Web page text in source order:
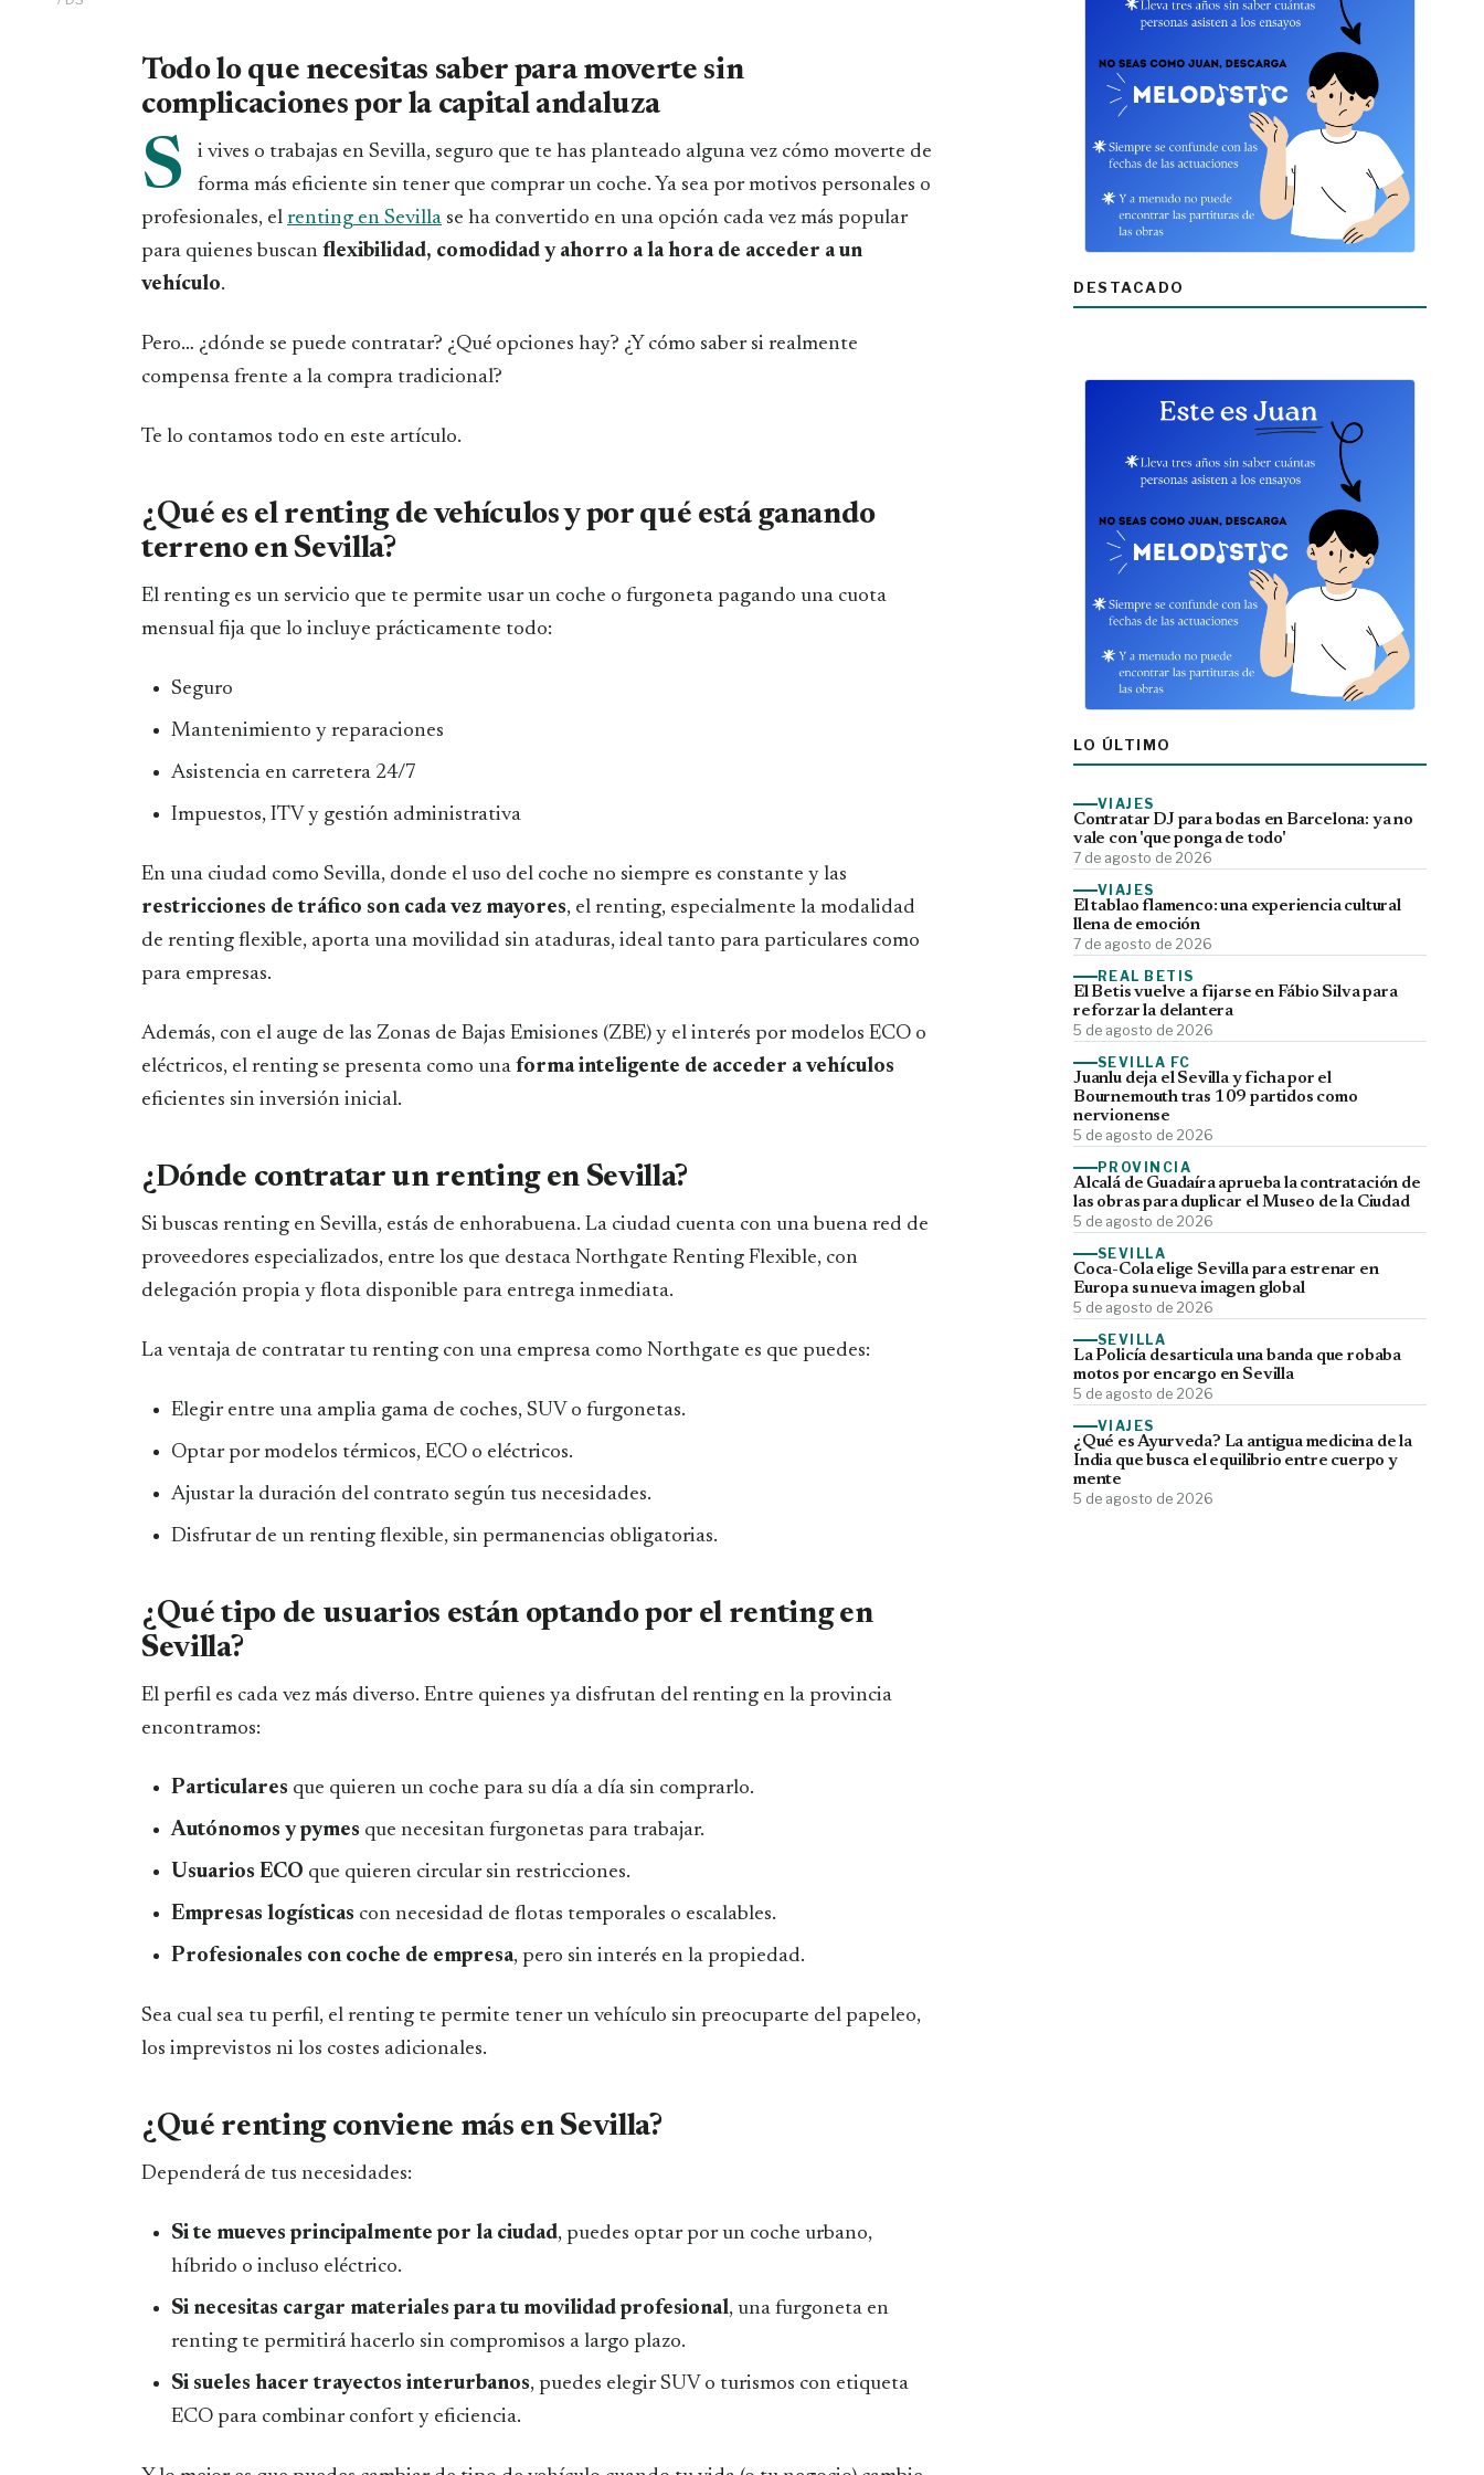
Todo lo que necesitas saber para moverte sin
complicaciones por la capital andaluza
S
i vives o trabajas en Sevilla, seguro que te has planteado alguna vez cómo moverte de
forma más eficiente sin tener que comprar un coche. Ya sea por motivos personales o
profesionales, el renting en Sevilla se ha convertido en una opción cada vez más popular
para quienes buscan flexibilidad, comodidad y ahorro a la hora de acceder a un
vehículo.
Pero… ¿dónde se puede contratar? ¿Qué opciones hay? ¿Y cómo saber si realmente
compensa frente a la compra tradicional?
Te lo contamos todo en este artículo.
¿Qué es el renting de vehículos y por qué está ganando
terreno en Sevilla?
El renting es un servicio que te permite usar un coche o furgoneta pagando una cuota
mensual fija que lo incluye prácticamente todo:
Seguro
Mantenimiento y reparaciones
Asistencia en carretera 24/7
Impuestos, ITV y gestión administrativa
En una ciudad como Sevilla, donde el uso del coche no siempre es constante y las
restricciones de tráfico son cada vez mayores, el renting, especialmente la modalidad
de renting flexible, aporta una movilidad sin ataduras, ideal tanto para particulares como
para empresas.
Además, con el auge de las Zonas de Bajas Emisiones (ZBE) y el interés por modelos ECO o
eléctricos, el renting se presenta como una forma inteligente de acceder a vehículos
eficientes sin inversión inicial.
¿Dónde contratar un renting en Sevilla?
Si buscas renting en Sevilla, estás de enhorabuena. La ciudad cuenta con una buena red de
proveedores especializados, entre los que destaca Northgate Renting Flexible, con
delegación propia y flota disponible para entrega inmediata.
La ventaja de contratar tu renting con una empresa como Northgate es que puedes:
Elegir entre una amplia gama de coches, SUV o furgonetas.
Optar por modelos térmicos, ECO o eléctricos.
Ajustar la duración del contrato según tus necesidades.
Disfrutar de un renting flexible, sin permanencias obligatorias.
¿Qué tipo de usuarios están optando por el renting en
Sevilla?
El perfil es cada vez más diverso. Entre quienes ya disfrutan del renting en la provincia
encontramos:
Particulares que quieren un coche para su día a día sin comprarlo.
Autónomos y pymes que necesitan furgonetas para trabajar.
Usuarios ECO que quieren circular sin restricciones.
Empresas logísticas con necesidad de flotas temporales o escalables.
Profesionales con coche de empresa, pero sin interés en la propiedad.
Sea cual sea tu perfil, el renting te permite tener un vehículo sin preocuparte del papeleo,
los imprevistos ni los costes adicionales.
¿Qué renting conviene más en Sevilla?
Dependerá de tus necesidades:
Si te mueves principalmente por la ciudad, puedes optar por un coche urbano,
híbrido o incluso eléctrico.
Si necesitas cargar materiales para tu movilidad profesional, una furgoneta en
renting te permitirá hacerlo sin compromisos a largo plazo.
Si sueles hacer trayectos interurbanos, puedes elegir SUV o turismos con etiqueta
ECO para combinar confort y eficiencia.
DESTACADO
LO ÚLTIMO
VIAJES
Contratar DJ para bodas en Barcelona: ya no
vale con 'que ponga de todo'
7 de agosto de 2026
VIAJES
El tablao flamenco: una experiencia cultural
llena de emoción
7 de agosto de 2026
REAL BETIS
El Betis vuelve a fijarse en Fábio Silva para
reforzar la delantera
5 de agosto de 2026
SEVILLA FC
Juanlu deja el Sevilla y ficha por el
Bournemouth tras 109 partidos como
nervionense
5 de agosto de 2026
PROVINCIA
Alcalá de Guadaíra aprueba la contratación de
las obras para duplicar el Museo de la Ciudad
5 de agosto de 2026
SEVILLA
Coca-Cola elige Sevilla para estrenar en
Europa su nueva imagen global
5 de agosto de 2026
SEVILLA
La Policía desarticula una banda que robaba
motos por encargo en Sevilla
5 de agosto de 2026
VIAJES
¿Qué es Ayurveda? La antigua medicina de la
India que busca el equilibrio entre cuerpo y
mente
5 de agosto de 2026